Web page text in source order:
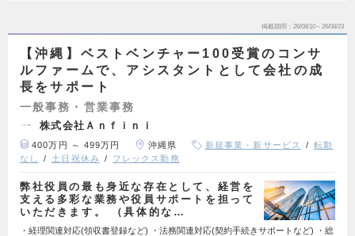
掲載期間 26/08/10～26/08/23
【沖縄】ベストベンチャー100受賞のコンサ
ルファームで、アシスタントとして会社の成
長をサポート
一般事務・営業事務
株式会社Ａｎｆｉｎｉ
400万円 ～ 499万円 沖縄県 新規事業・新サービス
転勤
なし
土日祝休み フレックス勤務
弊社役員の最も身近な存在として、経営を
支える多彩な業務や役員サポートを担って
いただきます。 （具体的な…
・経理関連対応(領収書登録など) ・法務関連対応(契約手続きサポートなど) ・総